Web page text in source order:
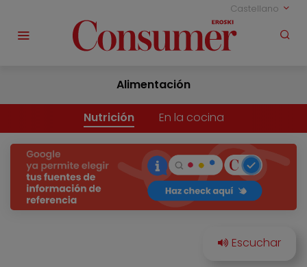
Castellano
Alimentación
Nutrición En la cocina